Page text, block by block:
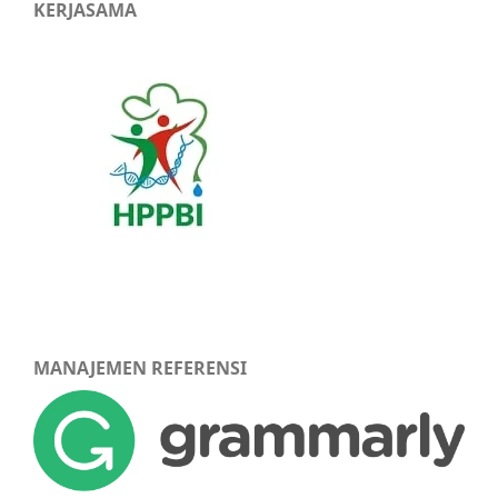
KERJASAMA
MANAJEMEN REFERENSI